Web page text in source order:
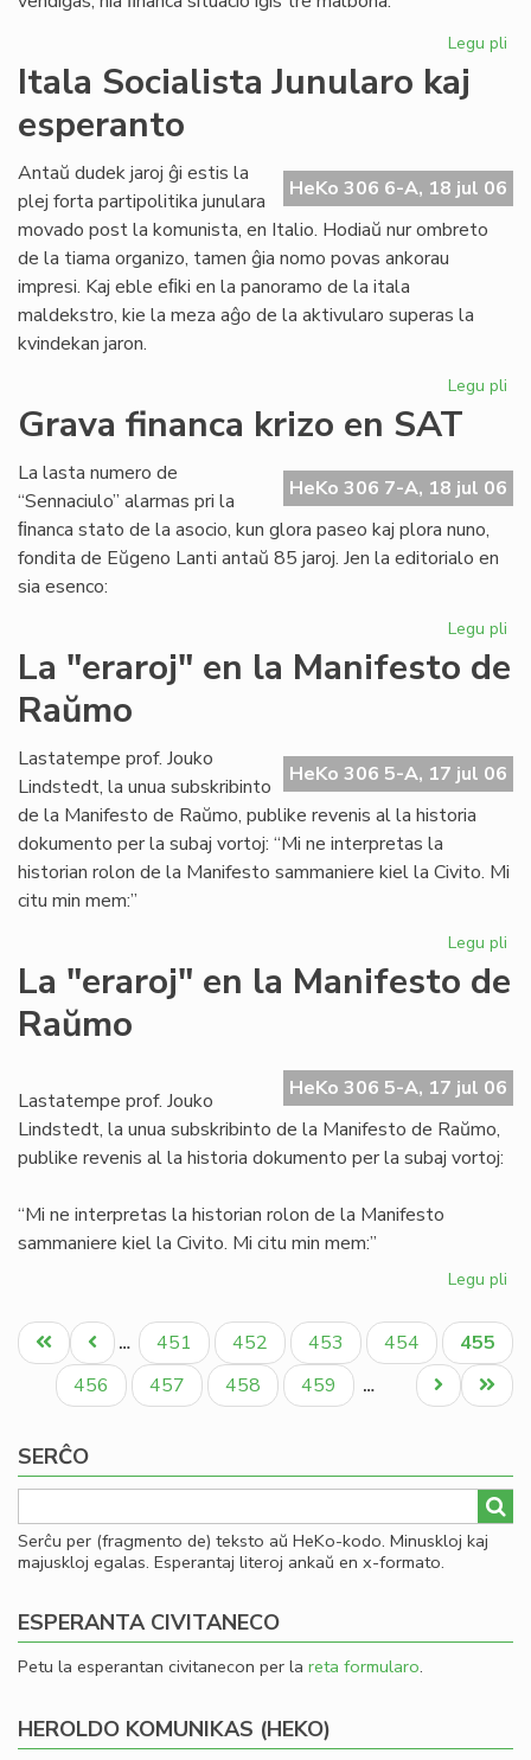
Legu pli
Itala Socialista Junularo kaj
esperanto
HeKo 306 6-A, 18 jul 06
Antaŭ dudek jaroj ĝi estis la
plej forta partipolitika junulara
movado post la komunista, en Italio. Hodiaŭ nur ombreto
de la tiama organizo, tamen ĝia nomo povas ankorau
impresi. Kaj eble eﬁki en la panoramo de la itala
maldekstro, kie la meza aĝo de la aktivularo superas la
kvindekan jaron.
Legu pli
Grava financa krizo en SAT
HeKo 306 7-A, 18 jul 06
La lasta numero de
“Sennaciulo” alarmas pri la
ﬁnanca stato de la asocio, kun glora paseo kaj plora nuno,
fondita de Eŭgeno Lanti antaŭ 85 jaroj. Jen la editorialo en
sia esenco:
Legu pli
La "eraroj" en la Manifesto de
Raŭmo
HeKo 306 5-A, 17 jul 06
Lastatempe prof. Jouko
Lindstedt, la unua subskribinto
de la Manifesto de Raŭmo, publike revenis al la historia
dokumento per la subaj vortoj: “Mi ne interpretas la
historian rolon de la Manifesto sammaniere kiel la Civito. Mi
citu min mem:”
Legu pli
La "eraroj" en la Manifesto de
Raŭmo
HeKo 306 5-A, 17 jul 06
Lastatempe prof. Jouko
Lindstedt, la unua subskribinto de la Manifesto de Raŭmo,
publike revenis al la historia dokumento per la subaj vortoj:
“Mi ne interpretas la historian rolon de la Manifesto
sammaniere kiel la Civito. Mi citu min mem:”
Legu pli
en
la
Pagination
Unua
paĝo
Antaŭa
paĝo
… Paĝo
451 Paĝo
452 Paĝo
453 Paĝo
454
Aktuala
paĝo
455
Paĝo
456 Paĝo
457 Paĝo
458 Paĝo
459 …
Last
page
Next
page
SERĈO
Serĉu per (fragmento de) teksto aŭ HeKo-kodo. Minuskloj kaj
majuskloj egalas. Esperantaj literoj ankaŭ en x-formato.
ESPERANTA CIVITANECO
Petu la esperantan civitanecon per la reta formularo.
HEROLDO KOMUNIKAS (HEKO)